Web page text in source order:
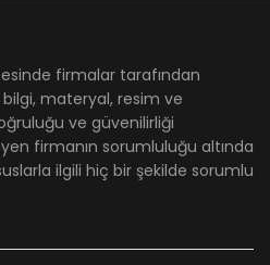
firmalar tarafından
materyal, resim ve
ve güvenilirliği
firmanın sorumluluğu altında
ilgili hiç bir şekilde sorumlu